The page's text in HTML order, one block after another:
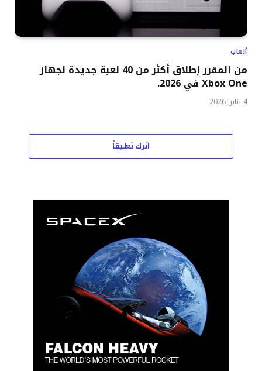
ألعاب
من المقرر إطلاق أكثر من 40 لعبة جديدة لجهاز
Xbox One في 2026.
4 يناير, 2026
اترك تعليقاً